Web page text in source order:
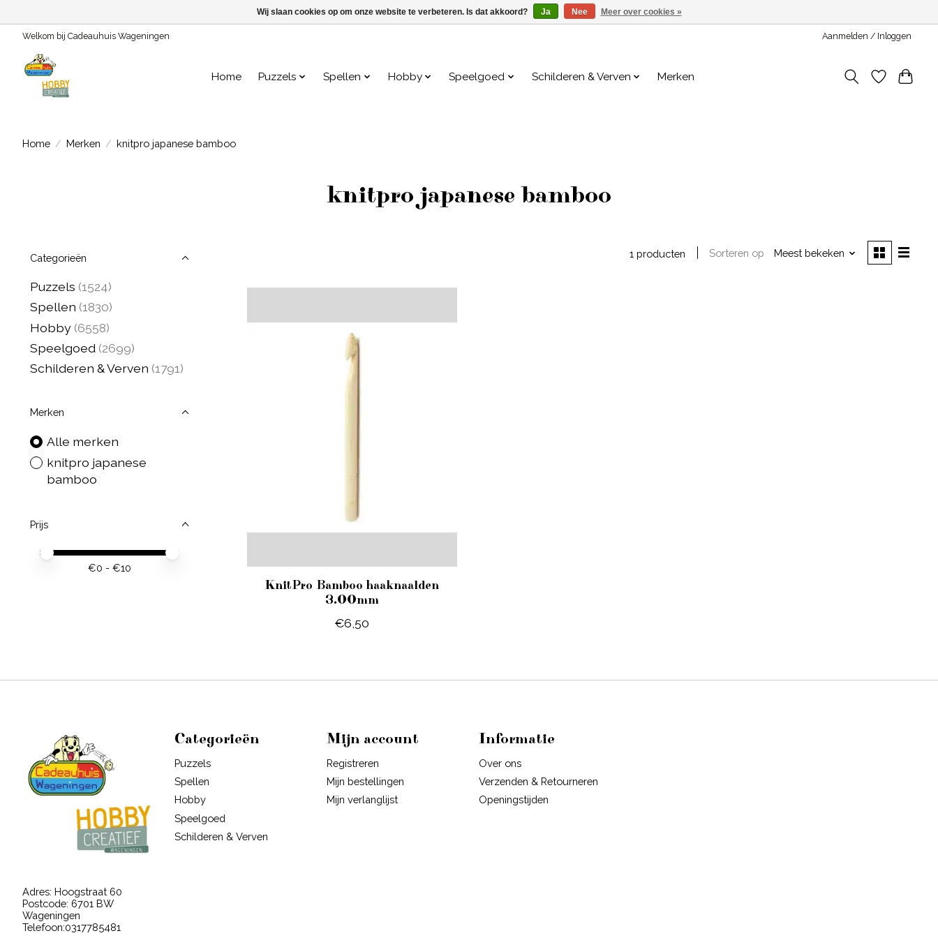
Welkom bij Cadeauhuis Wageningen Aanmelden / Inloggen
Home Puzzels Spellen Hobby Speelgoed Schilderen & Verven Merken
Home / Merken / knitpro japanese bamboo
knitpro japanese bamboo
Categorieën
Puzzels (1524)
Spellen (1830)
Hobby (6558)
Speelgoed (2699)
Schilderen & Verven (1791)
Merken
Alle merken
knitpro japanese
bamboo
Prijs
Minimale prijswaarde
Price maximum value
€0 - €10
1 producten Sorteren op Meest bekeken
KnitPro Bamboo haaknaalden
3.00mm
€6,50
Adres: Hoogstraat 60
Postcode: 6701 BW
Wageningen
Telefoon:0317785481
Categorieën
Puzzels
Spellen
Hobby
Speelgoed
Schilderen & Verven
Mijn account
Registreren
Mijn bestellingen
Mijn verlanglijst
Informatie
Over ons
Verzenden & Retourneren
Openingstijden
Wij slaan cookies op om onze website te verbeteren. Is dat akkoord? Ja Nee Meer over cookies »